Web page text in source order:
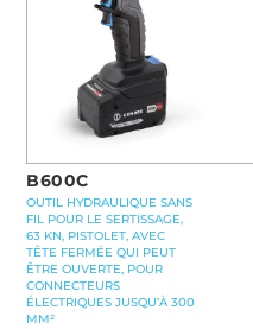
B600C
OUTIL HYDRAULIQUE SANS
FIL POUR LE SERTISSAGE,
63 KN, PISTOLET, AVEC
TÊTE FERMÉE QUI PEUT
ÊTRE OUVERTE, POUR
CONNECTEURS
ÉLECTRIQUES JUSQU’À 300
MM²